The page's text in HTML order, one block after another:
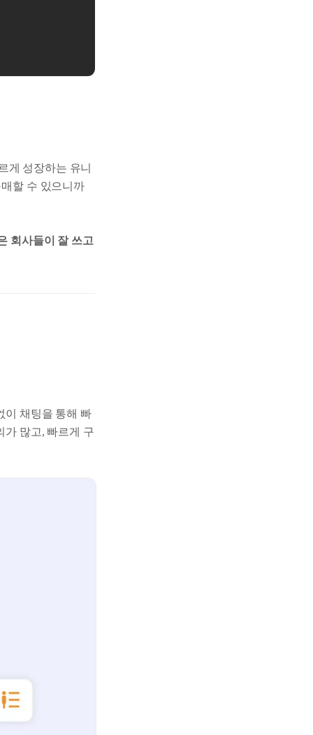
게 성장하는 유니
할 수 있으니까
회사들이 잘 쓰고
이 채팅을 통해 빠
가 많고, 빠르게 구